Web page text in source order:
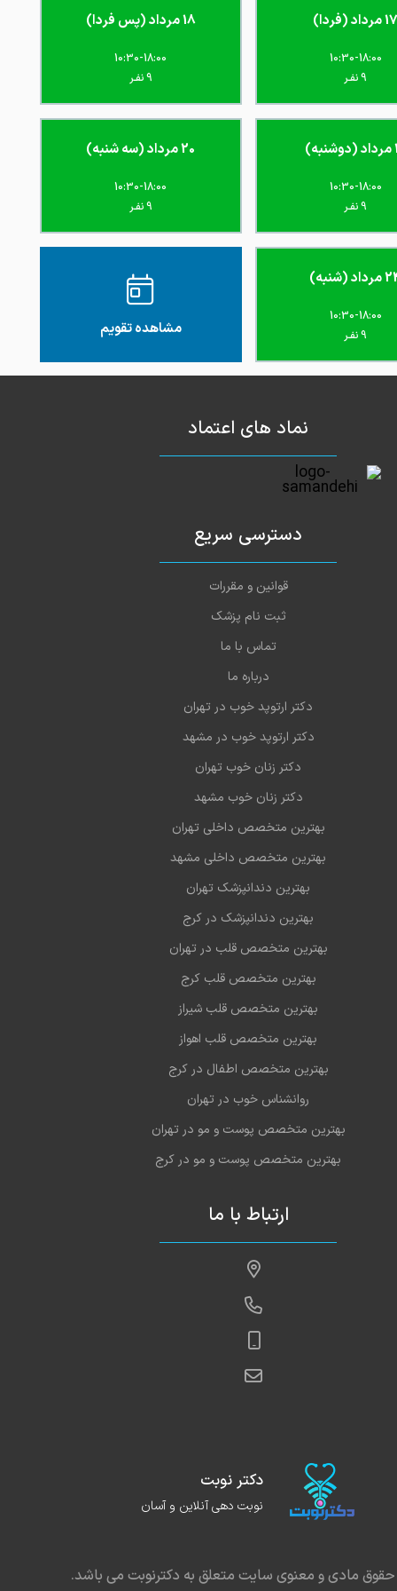
(فردا)
10:30-18:00
9 نفـر
18 مرداد (پس فردا)
10:30-18:00
9 نفـر
10:30-18:00
9 نفـر
20 مرداد (سه شنبه)
10:30-18:00
9 نفـر
(شنبه)
10:30-18:00
9 نفـر
مشاهده تقویم
نماد های اعتماد
دسترسی سریع
قوانین و مقررات
ثبت نام پزشک
تماس با ما
درباره ما
دکتر ارتوپد خوب در تهران
دکتر ارتوپد خوب در مشهد
دکتر زنان خوب تهران
دکتر زنان خوب مشهد
بهترین متخصص داخلی تهران
بهترین متخصص داخلی مشهد
بهترین دندانپزشک تهران
بهترین دندانپزشک در کرج
بهترین متخصص قلب در تهران
بهترین متخصص قلب کرج
بهترین متخصص قلب شیراز
بهترین متخصص قلب اهواز
بهترین متخصص اطفال در کرج
روانشناس خوب در تهران
بهترین متخصص پوست و مو در تهران
بهترین متخصص پوست و مو در کرج
ارتباط با ما
دکتر نوبت
نوبت دهی آنلاین و آسان
مادی و معنوی سایت متعلق به دکترنوبت می باشد.